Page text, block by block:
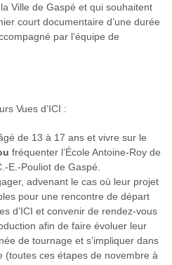
Ville de Gaspé et qui souhaitent
court documentaire d’une durée
par l’équipe de
Vues d’ICI :
de 13 à 17 ans et vivre sur le
fréquenter l’École Antoine-Roy de
E.-Pouliot de Gaspé.
advenant le cas où leur projet
pour une rencontre de départ
d’ICI et convenir de rendez-vous
afin de faire évoluer leur
de tournage et s’impliquer dans
(toutes ces étapes de novembre à